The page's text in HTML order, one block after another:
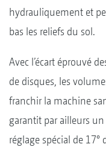
hydrauliquement et
bas les reliefs du sol.
Avec l’écart éprouvé
de disques, les
franchir la machine
garantit par ailleurs un
réglage spécial de